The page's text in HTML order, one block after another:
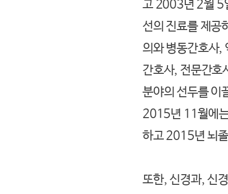
고 2003년 2월 5
선의 진료를 제공
의와 병동간호사,
간호사, 전문간호
분야의 선두를 이
2015년 11월에
하고 2015년 뇌
또한, 신경과, 신